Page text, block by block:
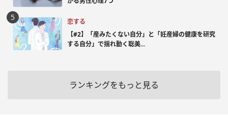
恋する
【#2】「産みたくない自分」と「妊産婦の健康を研究
する自分」で揺れ動く聡美...
ランキングをもっと見る